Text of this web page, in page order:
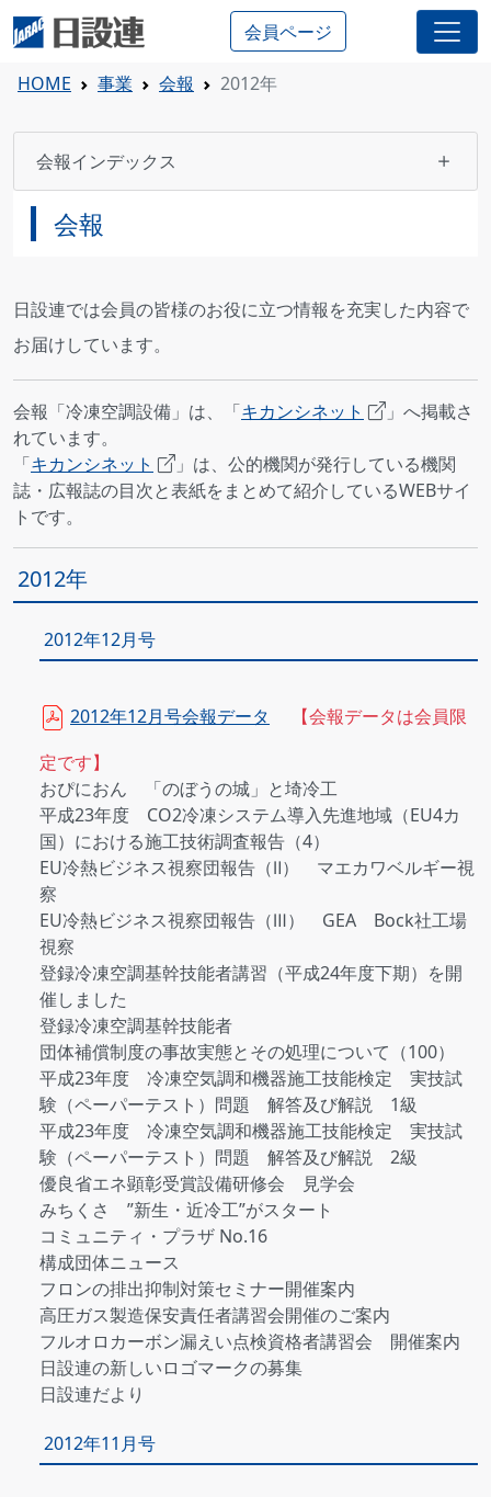
会員ページ
HOME 事業 会報 2012年
会報インデックス
会報
日設連では会員の皆様のお役に立つ情報を充実した内容で
お届けしています。
会報「冷凍空調設備」は、「キカンシネット
」へ掲載さ
れています。
「キカンシネット
」は、公的機関が発行している機関
誌・広報誌の目次と表紙をまとめて紹介しているWEBサイ
トです。
2012年
2012年12月号
2012年12月号会報データ
【会報データは会員限
定です】
おぴにおん 「のぼうの城」と埼冷工
平成23年度 CO2冷凍システム導入先進地域（EU4カ
国）における施工技術調査報告（4）
EU冷熱ビジネス視察団報告（Ⅱ） マエカワベルギー視
察
EU冷熱ビジネス視察団報告（Ⅲ） GEA Bock社工場
視察
登録冷凍空調基幹技能者講習（平成24年度下期）を開
催しました
登録冷凍空調基幹技能者
団体補償制度の事故実態とその処理について（100）
平成23年度 冷凍空気調和機器施工技能検定 実技試
験（ペーパーテスト）問題 解答及び解説 1級
平成23年度 冷凍空気調和機器施工技能検定 実技試
験（ペーパーテスト）問題 解答及び解説 2級
優良省エネ顕彰受賞設備研修会 見学会
みちくさ ”新生・近冷工”がスタート
コミュニティ・プラザ No.16
構成団体ニュース
フロンの排出抑制対策セミナー開催案内
高圧ガス製造保安責任者講習会開催のご案内
フルオロカーボン漏えい点検資格者講習会 開催案内
日設連の新しいロゴマークの募集
日設連だより
2012年11月号